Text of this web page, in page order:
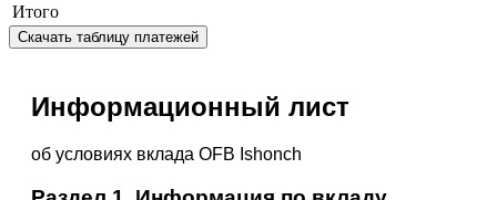
Итого
Скачать таблицу платежей
Информационный лист
об условиях вклада OFB Ishonch